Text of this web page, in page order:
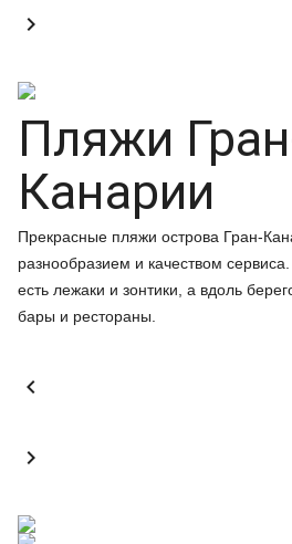

Пляжи
Канарии
Прекрасные пляжи острова Гран-
разнообразием и качеством
есть лежаки и зонтики, а вдоль
бары и рестораны.

